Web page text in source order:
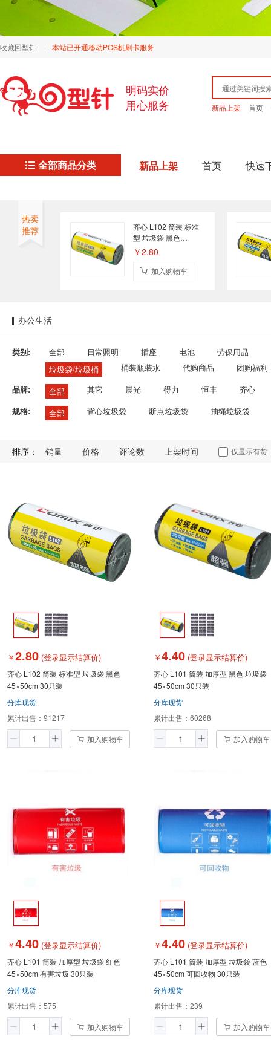
收藏回型针 | 本站已开通移动POS机刷卡服务
明码实价
用心服务
新品上架 首页
全部商品分类 新品上架 首页 快速
热卖
推荐
齐心 L102 筒装 标准
型 垃圾袋 黑色
45×50cm 30只装
￥2.80
加入购物车
办公生活
类别: 全部 日常照明 插座 电池
劳保用品
垃圾袋/垃圾桶
桶装瓶装水 代购商品
团购福利
品牌:
全部 其它 晨光 得力 恒丰
齐心
规格:
全部 背心垃圾袋 断点垃圾袋 抽绳垃圾袋
排序： 销量 价格 评论数 上架时间 仅显示有货
￥2.80 (登录显示结算价)
齐心 L102 筒装 标准型 垃圾袋 黑色
45×50cm 30只装
分库现货
累计出售： 91217
加入购物车
￥4.40 (登录显示结算价)
齐心 L101 筒装 加厚型 黑色 垃圾袋
45×50cm 30只装
分库现货
累计出售： 60268
加入购物车
￥4.40 (登录显示结算价)
齐心 L101 筒装 加厚型 垃圾袋 红色
45×50cm 有害垃圾 30只装
分库现货
累计出售： 575
加入购物车
￥4.40 (登录显示结算价)
齐心 L101 筒装 加厚型 垃圾袋 蓝色
45×50cm 可回收物 30只装
分库现货
累计出售： 239
加入购物车